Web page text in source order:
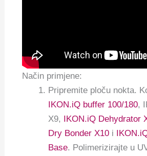
Način primjene:
Pripremite ploču nokta.
IKON.iQ buffer 100/180,
X9, IKON.iQ Dehydrator
Dry Bonder X10 i
Base. Polimerizirajte u